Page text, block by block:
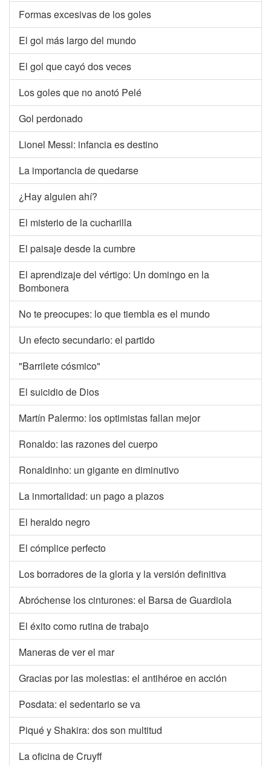
Formas excesivas de los goles
El gol más largo del mundo
El gol que cayó dos veces
Los goles que no anotó Pelé
Gol perdonado
Lionel Messi: infancia es destino
La importancia de quedarse
¿Hay alguien ahí?
El misterio de la cucharilla
El paisaje desde la cumbre
El aprendizaje del vértigo: Un domingo en la
Bombonera
No te preocupes: lo que tiembla es el mundo
Un efecto secundario: el partido
"Barrilete cósmico"
El suicidio de Dios
Martín Palermo: los optimistas fallan mejor
Ronaldo: las razones del cuerpo
Ronaldinho: un gigante en diminutivo
La inmortalidad: un pago a plazos
El heraldo negro
El cómplice perfecto
Los borradores de la gloria y la versión definitiva
Abróchense los cinturones: el Barsa de Guardiola
El éxito como rutina de trabajo
Maneras de ver el mar
Gracias por las molestias: el antihéroe en acción
Posdata: el sedentario se va
Piqué y Shakira: dos son multitud
La oficina de Cruyff